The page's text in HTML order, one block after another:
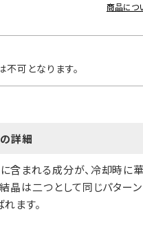
商品につ
可となります。
詳細
まれる成分が、冷却時に
晶は二つとして同じパター
ます。